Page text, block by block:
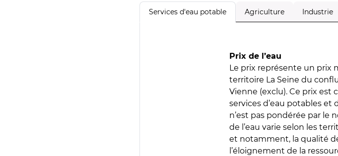
Services d'eau potable Agriculture Industrie
Prix de l’eau
Le prix représente un prix
territoire La Seine du
Vienne (exclu). Ce prix est
services d’eau potables et
n’est pas pondérée par le
de l’eau varie selon les
et notamment, la qualité
l’éloignement de la